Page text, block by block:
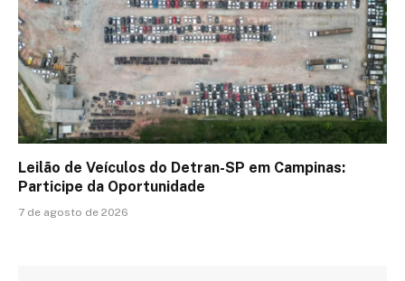
Leilão de Veículos do Detran-SP em Campinas:
Participe da Oportunidade
7 de agosto de 2026